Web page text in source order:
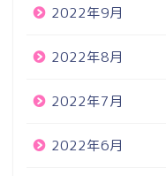
2022年9月
2022年8月
2022年7月
2022年6月